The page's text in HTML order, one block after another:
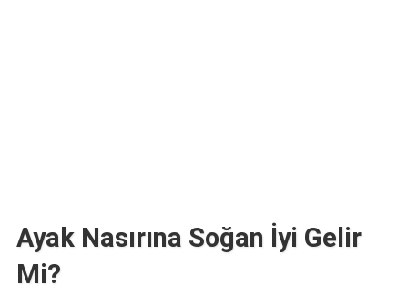
Ayak Nasırına Soğan İyi Gelir
Mi?